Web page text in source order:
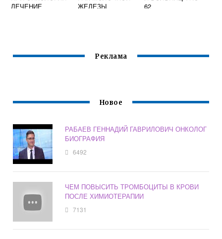
ЛЕЧЕНИЕ
ЖЕЛЕЗЫ
62
Реклама
Новое
РАБАЕВ ГЕННАДИЙ ГАВРИЛОВИЧ ОНКОЛОГ
БИОГРАФИЯ
6492
ЧЕМ ПОВЫСИТЬ ТРОМБОЦИТЫ В КРОВИ
ПОСЛЕ ХИМИОТЕРАПИИ
7131